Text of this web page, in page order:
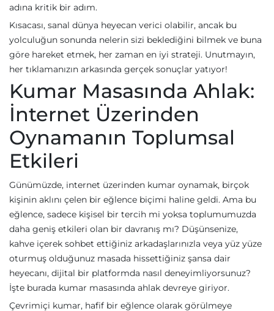
adına kritik bir adım.
Kısacası, sanal dünya heyecan verici olabilir, ancak bu
yolculuğun sonunda nelerin sizi beklediğini bilmek ve buna
göre hareket etmek, her zaman en iyi strateji. Unutmayın,
her tıklamanızın arkasında gerçek sonuçlar yatıyor!
Kumar Masasında Ahlak:
İnternet Üzerinden
Oynamanın Toplumsal
Etkileri
Günümüzde, internet üzerinden kumar oynamak, birçok
kişinin aklını çelen bir eğlence biçimi haline geldi. Ama bu
eğlence, sadece kişisel bir tercih mi yoksa toplumumuzda
daha geniş etkileri olan bir davranış mı? Düşünsenize,
kahve içerek sohbet ettiğiniz arkadaşlarınızla veya yüz yüze
oturmuş olduğunuz masada hissettiğiniz şansa dair
heyecanı, dijital bir platformda nasıl deneyimliyorsunuz?
İşte burada kumar masasında ahlak devreye giriyor.
Çevrimiçi kumar, hafif bir eğlence olarak görülmeye